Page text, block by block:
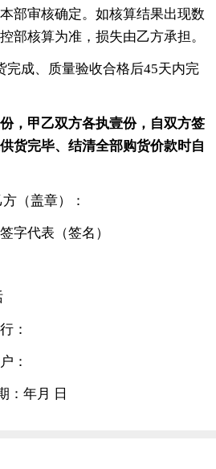
部审核确定。如核算结果出现数
部核算为准，损失由乙方承担。
完成、质量验收合格后45天内完
，甲乙双方各执壹份，自双方签
货完毕、结清全部购货价款时自
（盖章）：
字代表（签名）
：
：
：年月 日